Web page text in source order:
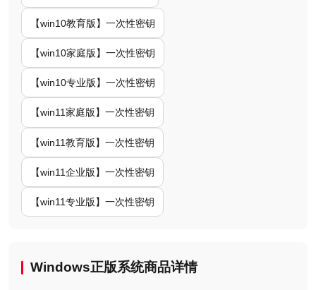
【win10教育版】一次性密钥
【win10家庭版】一次性密钥
【win10专业版】一次性密钥
【win11家庭版】一次性密钥
【win11教育版】一次性密钥
【win11企业版】一次性密钥
【win11专业版】一次性密钥
Windows正版系统商品详情